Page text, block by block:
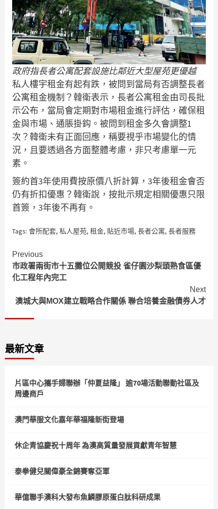
政府指長者公寓配套設施比鄰近大型屋苑更優越
私人樓宇租金有起有跌，被問到當局有否調整長者
公寓租金機制？韓衛表示，長者公寓租金由司長批
示公布，當局會定期對市場租金進行評估，確保租
金與市場、通脹掛鈎。被問到租金多久會調整1
次？韓衛未有正面回應，稱要視乎市場變化的情
況，且要透過各方面整體考慮，非只考慮單一元
素。
簽約首3年使用費按原價八折計算，3年後租金會否
仍有折扣優惠？韓衛說，按批示規定相關優惠只限
首簽，3年後不再有。
Tags: 會所配套, 私人屋苑, 租金, 貼近市場, 長者公寓, 長者服務
Continue
Reading
Previous
市政署兩街市十五攤位公開競投 雀仔園沙梨頭熟食區優
化工程年內完工
Next
澳城大與MOX建立戰略合作關係 聯合培養金融債券人才
最新文章
片區中心攜手婦聯辦「仲夏益隆」 逾70場活動聯動社區及
周邊商戶
澳門華服文化嘉年華福隆新街登場
休企青協慶祝十周年 為澳高質量發展貢獻青年智慧
泰拳健兒關偉豪全錦賽奪亞軍
華億聯手澳科大發布魚鱗膠原蛋白肽科研成果